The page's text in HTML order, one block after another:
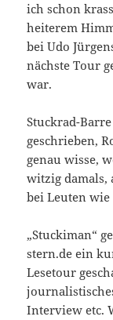
ich schon
heiterem
bei Udo
nächste Tour
war.
Stuckrad-
geschrieben,
genau wisse,
witzig damals,
bei Leuten
„Stuckiman“
stern.de ein
Lesetour
Interview etc.